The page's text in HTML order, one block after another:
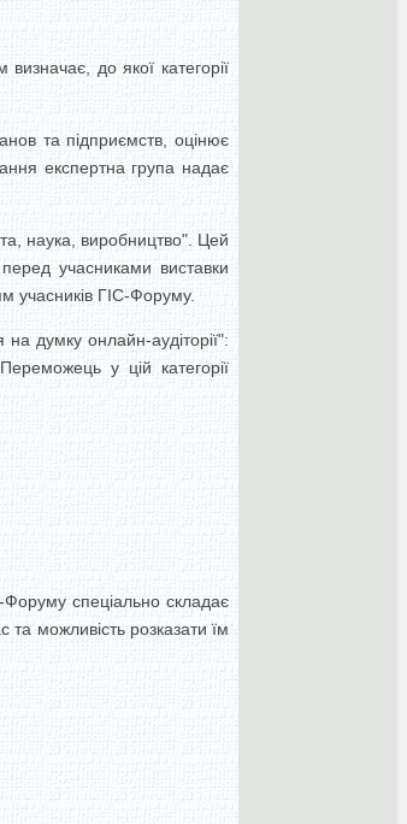
до якої категорії
та підприємств, оцінює
експертна група надає
наука, виробництво". Цей
учасниками виставки
учасників ГІС-Форуму.
думку онлайн-аудіторії":
у цій категорії
спеціально складає
можливість розказати їм